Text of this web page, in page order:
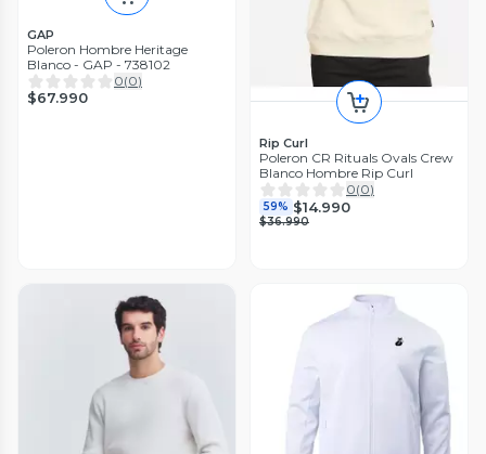
GAP
Poleron Hombre Heritage
Blanco - GAP - 738102
0(0)
$67.990
Rip Curl
Poleron CR Rituals Ovals Crew
Blanco Hombre Rip Curl
0(0)
59% $14.990
$36.990